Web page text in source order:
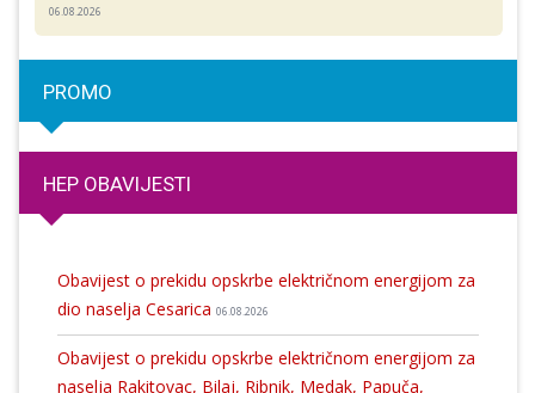
06.08.2026
PROMO
HEP OBAVIJESTI
Obavijest o prekidu opskrbe električnom energijom za
dio naselja Cesarica 06.08.2026
Obavijest o prekidu opskrbe električnom energijom za
naselja Rakitovac, Bilaj, Ribnik, Medak, Papuča,